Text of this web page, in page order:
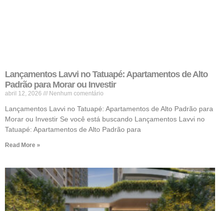
Lançamentos Lavvi no Tatuapé: Apartamentos de Alto
Padrão para Morar ou Investir
abril 12, 2026 Nenhum comentário
Lançamentos Lavvi no Tatuapé: Apartamentos de Alto Padrão para
Morar ou Investir Se você está buscando Lançamentos Lavvi no
Tatuapé: Apartamentos de Alto Padrão para
Read More »